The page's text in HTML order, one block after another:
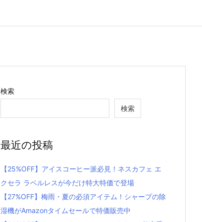
検索
検索
最近の投稿
【25%OFF】アイスコーヒー派必見！ネスカフェ エ
クセラ ラベルレスが今だけ特大特価で登場
【27%OFF】梅雨・夏の必須アイテム！シャープの除
湿機がAmazonタイムセールで特価販売中